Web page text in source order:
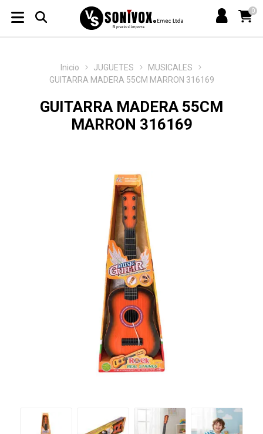
0
Inicio JUGUETES
MUSICALES
GUITARRA MADERA 55CM MARRON 316169
GUITARRA MADERA 55CM
MARRON 316169